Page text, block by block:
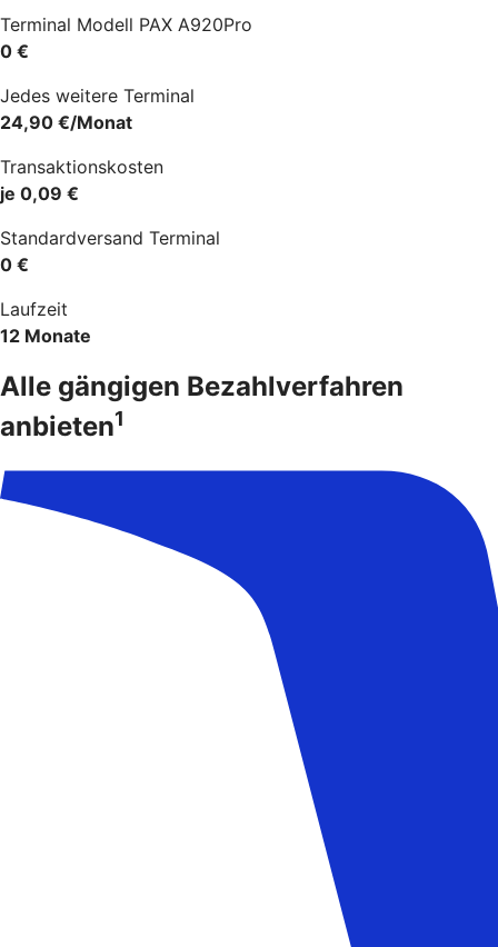
Terminal Modell PAX A920Pro
0 €
Jedes weitere Terminal
24,90 €/Monat
Transaktionskosten
je 0,09 €
Standardversand Terminal
0 €
Laufzeit
12 Monate
Alle gängigen Bezahlverfahren
anbieten1